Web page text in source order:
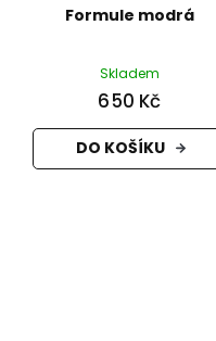
Formule modrá
Skladem
650 Kč
DO KOŠÍKU